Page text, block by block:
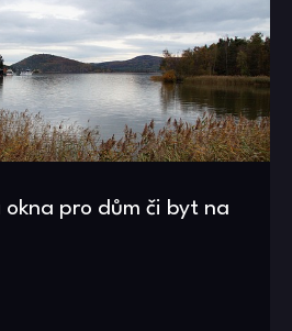
pro dům či byt na